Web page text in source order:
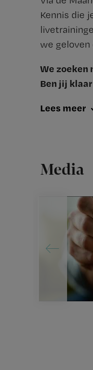
Kennis die
we
We zoeken
Ben jij
Lees meer
Media